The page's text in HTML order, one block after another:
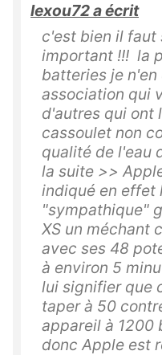
lexou72 a écrit
c'est bien il faut
important !!! la
batteries je
association qui
d'autres qui ont
cassoulet non
qualité de l'eau
la suite >>
indiqué en effet
"sympathique"
XS un méchant
avec ses 48
à environ 5
lui signifier que
taper à 50
appareil à 1200
donc Apple est